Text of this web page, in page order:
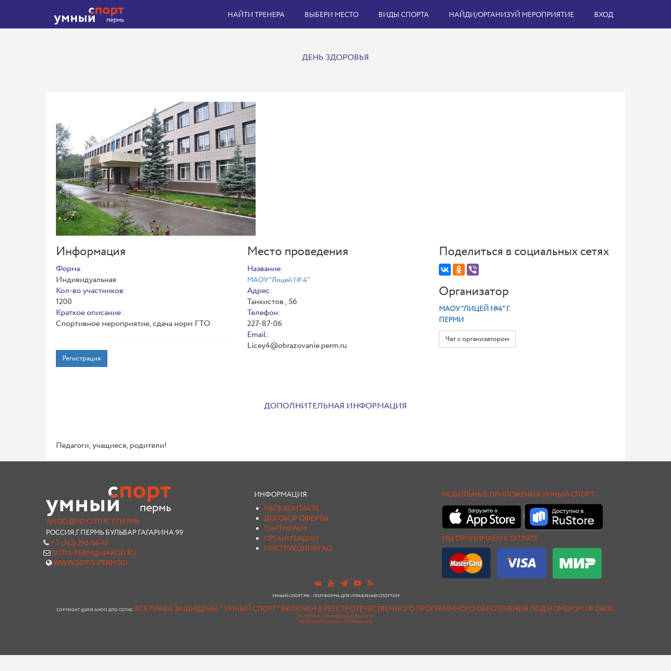
НАЙТИ ТРЕНЕРА ВЫБЕРИ МЕСТО ВИДЫ СПОРТА НАЙДИ/ОРГАНИЗУЙ МЕРОПРИЯТИЕ ВХОД
ДЕНЬ ЗДОРОВЬЯ
Информация
Форма:
Индивидуальная
Кол-во участников:
1200
Краткое описание:
Спортивное мероприятие, сдача норм ГТО
Регистрация
Место проведения
Название:
МАОУ "Лицей № 4"
Адрес:
Танкистов , 56
Телефон:
227-87-06
Email:
Licey4@obrazovanie.perm.ru
Поделиться в социальных сетях
Организатор
МАОУ "ЛИЦЕЙ №4" Г.
ПЕРМИ
Чат с организатором
ДОПОЛНИТЕЛЬНАЯ ИНФОРМАЦИЯ
Педагоги, учащиеся, родители!
АНОО ДПО СОТИС Г.ПЕРМЬ
РОССИЯ,Г.ПЕРМЬ БУЛЬВАР ГАГАРИНА 99
+ 7 (342) 293-64-41
SOTIS-PERM@NAROD.RU
WWW.SOTIS-PERM.RU
ИНФОРМАЦИЯ
МЫ В КОНТАКТЕ
ДОГОВОР ОФЕРТЫ
ПАРТНЕРАМ
ОРГАНИЗАЦИИ
ИНСТРУКЦИИ&FAQ
МОБИЛЬНЫЕ ПРИЛОЖЕНИЯ УМНЫЙ СПОРТ
МЫ ПРИНИМАЕМ К ОПЛАТЕ
УМНЫЙ-СПОРТ.РФ - ПЛАТФОРМА ДЛЯ УПРАВЛЕНИЯ СПОРТОМ
COPYRIGHT ©2018 АНОО ДПО СОТИС. ВСЕ ПРАВА ЗАЩИЩЕНЫ."УМНЫЙ СПОРТ " ВКЛЮЧЕН В РЕЕСТР ОТЕЧЕСТВЕННОГО ПРОГРАММНОГО ОБЕСПЕЧЕНИЯ ПОД НОМЕРОМ № 23600.
ПОЛИТИКА КОНФИДЕНЦИАЛЬНОСТИ
ПОЛЬЗОВАТЕЛЬСКОЕ СОГЛАШЕНИЕ